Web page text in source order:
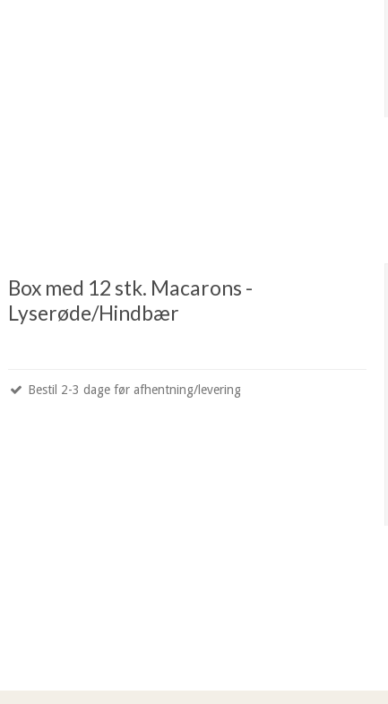
Box med 12 stk. Macarons -
Lyserøde/Hindbær
Bestil 2-3 dage før afhentning/levering